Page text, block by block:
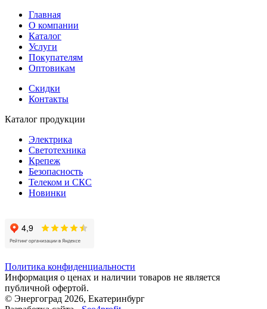
Главная
О компании
Каталог
Услуги
Покупателям
Оптовикам
Скидки
Контакты
Каталог продукции
Электрика
Светотехника
Крепеж
Безопасность
Телеком и СКС
Новинки
Политика конфиденциальности
Информация о ценах и наличии товаров не является
публичной офертой.
© Энергоград 2026, Екатеринбург